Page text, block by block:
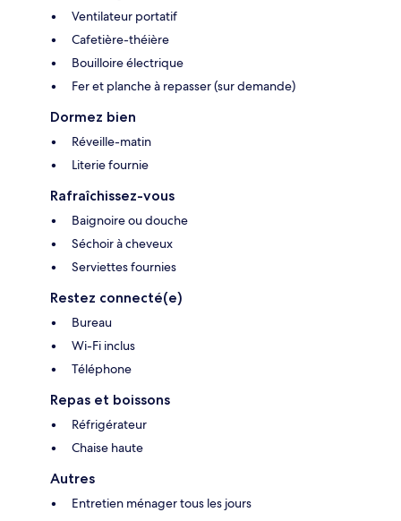
Ventilateur portatif
Cafetière-théière
Bouilloire électrique
Fer et planche à repasser (sur demande)
Dormez bien
Réveille-matin
Literie fournie
Rafraîchissez-vous
Baignoire ou douche
Séchoir à cheveux
Serviettes fournies
Restez connecté(e)
Bureau
Wi-Fi inclus
Téléphone
Repas et boissons
Réfrigérateur
Chaise haute
Autres
Entretien ménager tous les jours